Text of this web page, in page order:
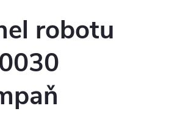
robotu